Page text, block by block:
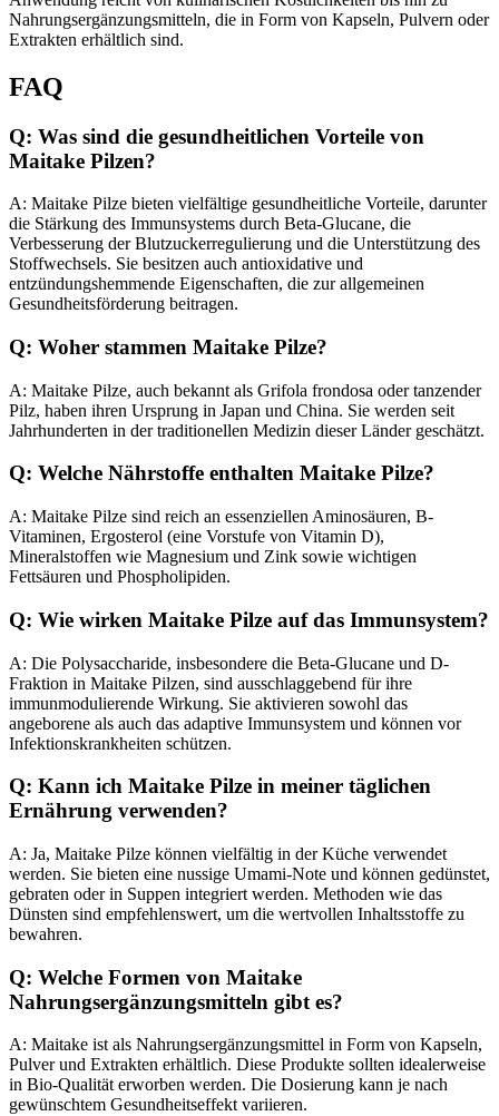
Nahrungsergänzungsmitteln, die in Form von Kapseln, Pulvern oder
Extrakten erhältlich sind.
FAQ
Q: Was sind die gesundheitlichen Vorteile von
Maitake Pilzen?
A: Maitake Pilze bieten vielfältige gesundheitliche Vorteile, darunter
die Stärkung des Immunsystems durch Beta-Glucane, die
Verbesserung der Blutzuckerregulierung und die Unterstützung des
Stoffwechsels. Sie besitzen auch antioxidative und
entzündungshemmende Eigenschaften, die zur allgemeinen
Gesundheitsförderung beitragen.
Q: Woher stammen Maitake Pilze?
A: Maitake Pilze, auch bekannt als Grifola frondosa oder tanzender
Pilz, haben ihren Ursprung in Japan und China. Sie werden seit
Jahrhunderten in der traditionellen Medizin dieser Länder geschätzt.
Q: Welche Nährstoffe enthalten Maitake Pilze?
A: Maitake Pilze sind reich an essenziellen Aminosäuren, B-
Vitaminen, Ergosterol (eine Vorstufe von Vitamin D),
Mineralstoffen wie Magnesium und Zink sowie wichtigen
Fettsäuren und Phospholipiden.
Q: Wie wirken Maitake Pilze auf das Immunsystem?
A: Die Polysaccharide, insbesondere die Beta-Glucane und D-
Fraktion in Maitake Pilzen, sind ausschlaggebend für ihre
immunmodulierende Wirkung. Sie aktivieren sowohl das
angeborene als auch das adaptive Immunsystem und können vor
Infektionskrankheiten schützen.
Q: Kann ich Maitake Pilze in meiner täglichen
Ernährung verwenden?
A: Ja, Maitake Pilze können vielfältig in der Küche verwendet
werden. Sie bieten eine nussige Umami-Note und können gedünstet,
gebraten oder in Suppen integriert werden. Methoden wie das
Dünsten sind empfehlenswert, um die wertvollen Inhaltsstoffe zu
bewahren.
Q: Welche Formen von Maitake
Nahrungsergänzungsmitteln gibt es?
A: Maitake ist als Nahrungsergänzungsmittel in Form von Kapseln,
Pulver und Extrakten erhältlich. Diese Produkte sollten idealerweise
in Bio-Qualität erworben werden. Die Dosierung kann je nach
gewünschtem Gesundheitseffekt variieren.